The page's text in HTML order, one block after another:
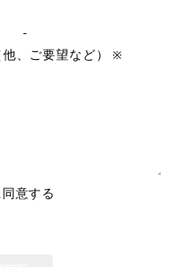
-
、ご要望など）
※
意する